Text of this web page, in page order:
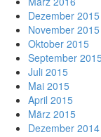
Dezember 2015
November 2015
Oktober 2015
September
Juli 2015
Mai 2015
April 2015
März 2015
Dezember 2014